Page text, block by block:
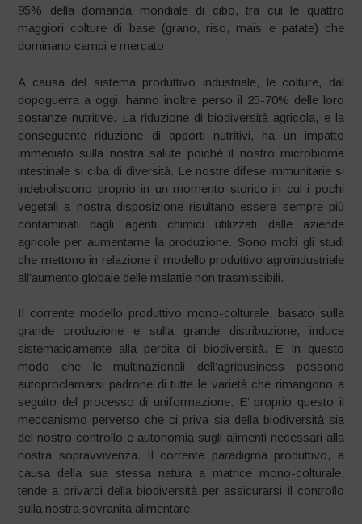
95% della domanda mondiale di cibo, tra cui le quattro
maggiori colture di base (grano, riso, mais e patate) che
dominano campi e mercato.
A causa del sistema produttivo industriale, le colture, dal
dopoguerra a oggi, hanno inoltre perso il 25-70% delle loro
sostanze nutritive. La riduzione di biodiversità agricola, e la
conseguente riduzione di apporti nutritivi, ha un impatto
immediato sulla nostra salute poiché il nostro microbioma
intestinale si ciba di diversità. Le nostre difese immunitarie si
indeboliscono proprio in un momento storico in cui i pochi
vegetali a nostra disposizione risultano essere sempre più
contaminati dagli agenti chimici utilizzati dalle aziende
agricole per aumentarne la produzione. Sono molti gli studi
che mettono in relazione il modello produttivo agroindustriale
all’aumento globale delle malattie non trasmissibili.
Il corrente modello produttivo mono-colturale, basato sulla
grande produzione e sulla grande distribuzione, induce
sistematicamente alla perdita di biodiversità. E’ in questo
modo che le multinazionali dell’agribusiness possono
autoproclamarsi padrone di tutte le varietà che rimangono a
seguito del processo di uniformazione. E’ proprio questo il
meccanismo perverso che ci priva sia della biodiversità sia
del nostro controllo e autonomia sugli alimenti necessari alla
nostra sopravvivenza. Il corrente paradigma produttivo, a
causa della sua stessa natura a matrice mono-colturale,
tende a privarci della biodiversità per assicurarsi il controllo
sulla nostra sovranità alimentare.